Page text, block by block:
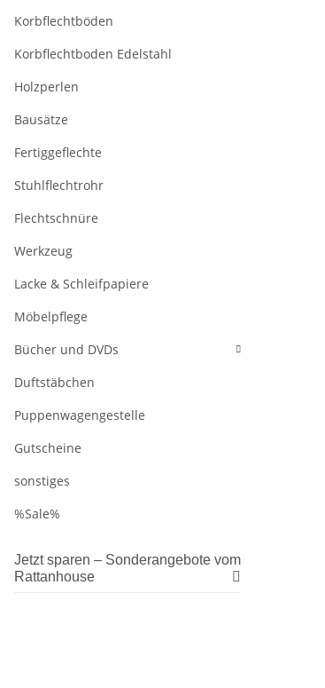
Korbflechtböden
Korbflechtboden Edelstahl
Holzperlen
Bausätze
Fertiggeflechte
Stuhlflechtrohr
Flechtschnüre
Werkzeug
Lacke & Schleifpapiere
Möbelpflege
Bücher und DVDs
Duftstäbchen
Puppenwagengestelle
Gutscheine
sonstiges
%Sale%
Jetzt sparen – Sonderangebote vom
Rattanhouse